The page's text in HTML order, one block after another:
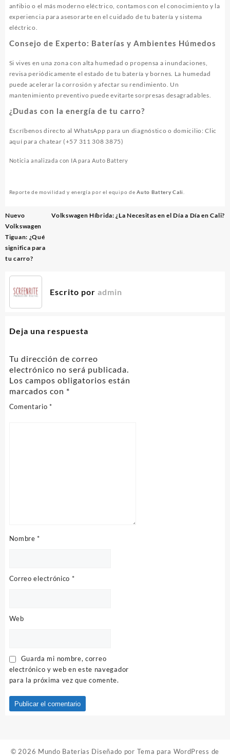
anfibio o el más moderno eléctrico, contamos con el conocimiento y la
experiencia para asesorarte en el cuidado de tu batería y sistema
eléctrico.
Consejo de Experto: Baterías y Ambientes Húmedos
Si vives en una zona con alta humedad o propensa a inundaciones,
revisa periódicamente el estado de tu batería y bornes. La humedad
puede acelerar la corrosión y afectar su rendimiento. Un
mantenimiento preventivo puede evitarte sorpresas desagradables.
¿Dudas con la energía de tu carro?
Escríbenos directo al WhatsApp para un diagnóstico o domicilio:Clic
aquí para chatear (+57 311 308 3875)
Noticia analizada con IA para Auto Battery
Reporte de movilidad y energía por el equipo deAuto Battery Cali
Navegación
de
entradas
Nuevo
Volkswagen
Tiguan: ¿Qué
significa para
tu carro?
Volkswagen Híbrida: ¿La Necesitas en el Día a Día en Cali?
Escrito por admin
Deja una respuesta
Tu dirección de correo
electrónico no será publicada.
Los campos obligatorios están
marcados con *
Comentario*
Nombre*
Correo electrónico *
Web
Guarda mi nombre, correo
electrónico y web en este navegador
para la próxima vez que comente.
© 2026 Mundo Baterias Diseñado por Tema para WordPress de